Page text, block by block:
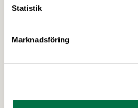
Statistik
Marknadsföring
Sista anmälningsdag 13 april!
alltid varit central för att kunna
Senaste nytt